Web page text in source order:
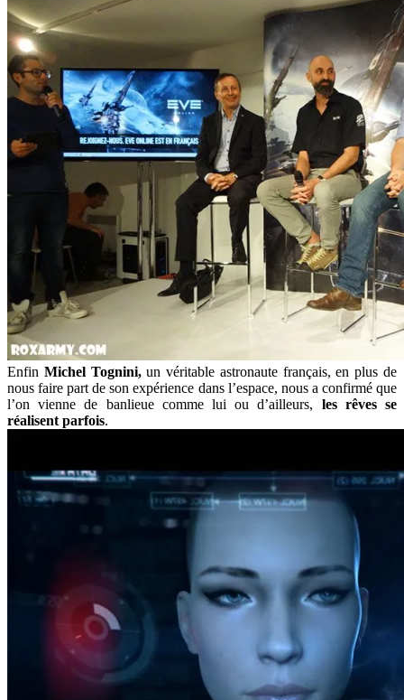
Enfin Michel Tognini,un véritable astronaute français, en plus de
nous faire part de son expérience dans l’espace, nous a confirmé que
l’on vienne de banlieue comme lui ou d’ailleurs, les rêves se
réalisent parfois.